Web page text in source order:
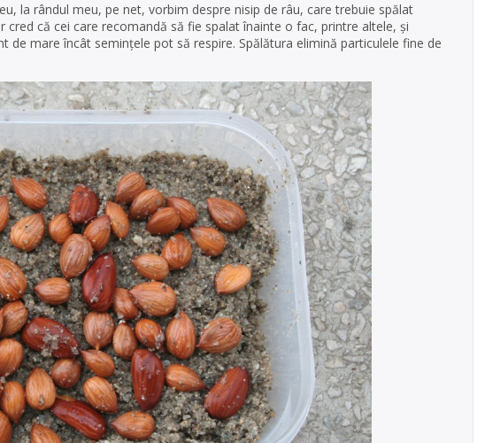
la rândul meu, pe net, vorbim despre nisip de râu, care trebuie spălat
că cei care recomandă să fie spalat înainte o fac, printre altele, și
de mare încât semințele pot să respire. Spălătura elimină particulele fine de